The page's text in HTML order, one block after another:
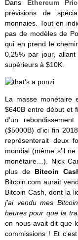
Dans Ethereum
prévisions de
monnaies. Tout en
pas de modèles de
qui en prend le
0,25% par jour,
supérieurs à $10K.
La masse monétaire
$640B entre début et
d’un
($5000B) d’ici fin
représenterait deux
mondial (même s’il
monétaire…). Nick
plus de Bitcoin
Bitcoin.com aurait
Bitcoin Cash, dont la
j’ai vendu mes
heures pour que la
on nous avait dit que
commissions ! Et